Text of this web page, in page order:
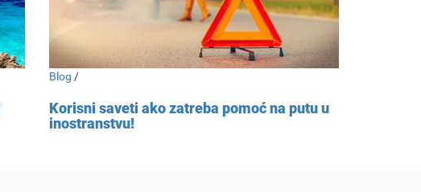
Blog /
Korisni saveti ako zatreba pomoć na putu u
inostranstvu!